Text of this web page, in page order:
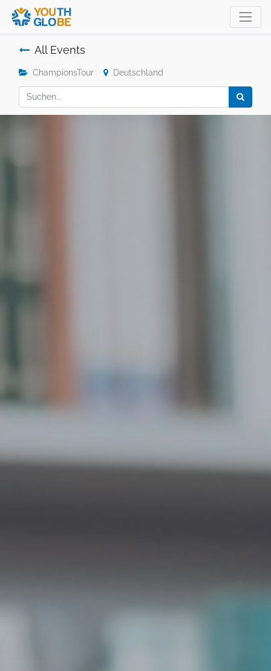
All Events
ChampionsTour Deutschland